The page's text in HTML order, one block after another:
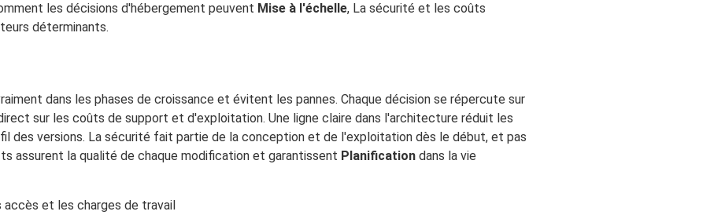
les décisions d'hébergement peuvent Mise à l'échelle, La sécurité et les coûts
déterminants.
dans les phases de croissance et évitent les pannes. Chaque décision se répercute sur
sur les coûts de support et d'exploitation. Une ligne claire dans l'architecture réduit les
des versions. La sécurité fait partie de la conception et de l'exploitation dès le début, et pas
assurent la qualité de chaque modification et garantissent Planification dans la vie
et les charges de travail